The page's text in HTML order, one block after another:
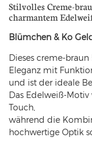
Stilvolles Creme-
charmantem
Blümchen & Ko
Dieses creme-
Eleganz mit
und ist der ideale
Das Edelweiß-
Touch,
während die
hochwertige Optik